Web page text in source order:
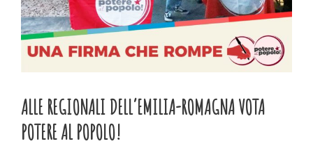
ALLE REGIONALI DELL’EMILIA-ROMAGNA VOTA
POTERE AL POPOLO!